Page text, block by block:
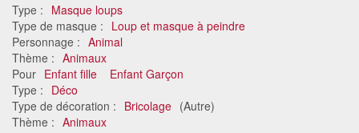
Type : Masque loups
Type de masque : Loup et masque à peindre
Personnage : Animal
Thème : Animaux
Pour Enfant fille
Enfant Garçon
Type : Déco
Type de décoration : Bricolage (Autre)
Thème : Animaux